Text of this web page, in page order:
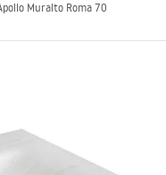
Muralto Roma 70